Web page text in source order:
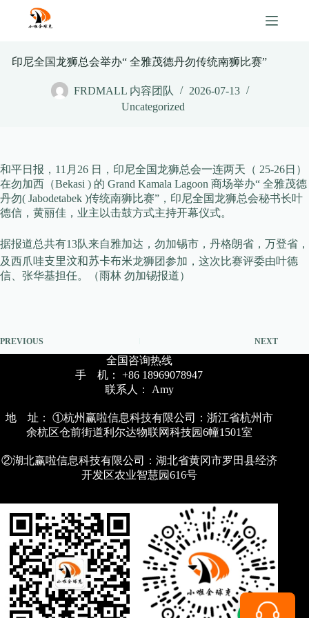
content
印尼全国龙狮总会举办“ 全雅茂德丹勿传统南狮比赛”
FRDMALL 内容团队
2026-07-13
Uncategorized
和平日报，11月26 日，印尼全国龙狮总会一连两天（ 25-26日）
在勿加西（Bekasi ) 的 Grand Kamala Lagoon 商场举办“ 全雅茂德
丹勿( Jabodetabek )传统南狮比赛”，印尼全国龙狮总会秘书长叶
德信，黄丽佳，业主以击鼓方式主持开幕仪式。
据报道总共有13队来自雅加达，勿加锡市，丹格朗省，万登省，
及西爪哇支里汶和苏卡布米龙狮团参加，这次比赛评委由叶德
信、张华基担任。（雨林 勿加锡报道）
PREVIOUS NEXT
全国咨询热线
手 机： +86 18969078947
联系人： Amy
地 址： ①杭州赢啦信息科技有限公司：浙江省杭州市
余杭区仓前街道利尔达物联网科技园6幢1501室
②湖北赢啦信息科技有限公司：湖北省黄冈市罗田县经济
开发区农业智慧园616号